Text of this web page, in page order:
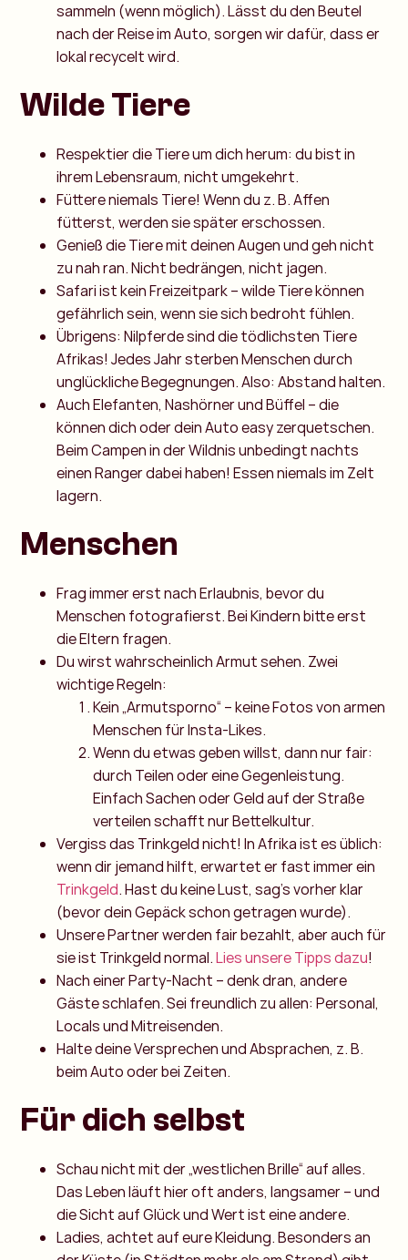
sammeln (wenn möglich). Lässt du den Beutel
nach der Reise im Auto, sorgen wir dafür, dass er
lokal recycelt wird.
Wilde Tiere
Respektier die Tiere um dich herum: du bist in
ihrem Lebensraum, nicht umgekehrt.
Füttere niemals Tiere! Wenn du z. B. Affen
fütterst, werden sie später erschossen.
Genieß die Tiere mit deinen Augen und geh nicht
zu nah ran. Nicht bedrängen, nicht jagen.
Safari ist kein Freizeitpark – wilde Tiere können
gefährlich sein, wenn sie sich bedroht fühlen.
Übrigens: Nilpferde sind die tödlichsten Tiere
Afrikas! Jedes Jahr sterben Menschen durch
unglückliche Begegnungen. Also: Abstand halten.
Auch Elefanten, Nashörner und Büffel – die
können dich oder dein Auto easy zerquetschen.
Beim Campen in der Wildnis unbedingt nachts
einen Ranger dabei haben! Essen niemals im Zelt
lagern.
Menschen
Frag immer erst nach Erlaubnis, bevor du
Menschen fotografierst. Bei Kindern bitte erst
die Eltern fragen.
Du wirst wahrscheinlich Armut sehen. Zwei
wichtige Regeln:
Kein „Armutsporno“ – keine Fotos von armen
Menschen für Insta-Likes.
Wenn du etwas geben willst, dann nur fair:
durch Teilen oder eine Gegenleistung.
Einfach Sachen oder Geld auf der Straße
verteilen schafft nur Bettelkultur.
Vergiss das Trinkgeld nicht! In Afrika ist es üblich:
wenn dir jemand hilft, erwartet er fast immer ein
Trinkgeld. Hast du keine Lust, sag’s vorher klar
(bevor dein Gepäck schon getragen wurde).
Unsere Partner werden fair bezahlt, aber auch für
sie ist Trinkgeld normal.Lies unsere Tipps dazu!
Nach einer Party-Nacht – denk dran, andere
Gäste schlafen. Sei freundlich zu allen: Personal,
Locals und Mitreisenden.
Halte deine Versprechen und Absprachen, z. B.
beim Auto oder bei Zeiten.
Für dich selbst
Schau nicht mit der „westlichen Brille“ auf alles.
Das Leben läuft hier oft anders, langsamer – und
die Sicht auf Glück und Wert ist eine andere.
Ladies, achtet auf eure Kleidung. Besonders an